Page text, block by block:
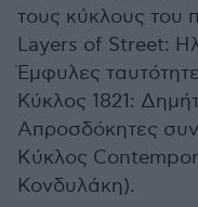
τους κύκλους του
Layers of Street:
Έμφυλες
Κύκλος 1821:
Απροσδόκητες
Kύκλος
Κονδυλάκη).